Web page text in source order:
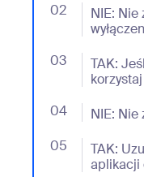
02
NIE: Nie
- Jumplink to
03
TAK:
- Jumplink to
04 NIE:
- Jumplink to
05
TAK:
aplikacji
- Jumplink to